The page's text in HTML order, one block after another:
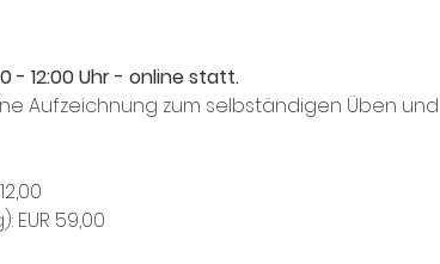
- 12:00 Uhr - online statt.
Aufzeichnung zum selbständigen Üben
EUR 59,00